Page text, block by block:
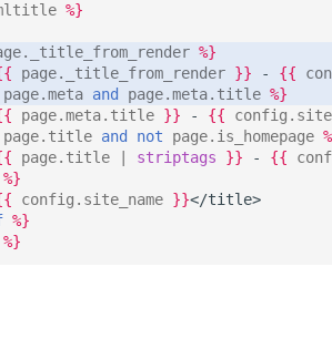
%}
%}
page._title_from_render }} - {{
page.meta and page.meta.title %}
page.meta.title }} - {{
page.title and not page.is_homepage
page.title striptags }} - {{
%}
config.site_name }}</title>
%}
%}